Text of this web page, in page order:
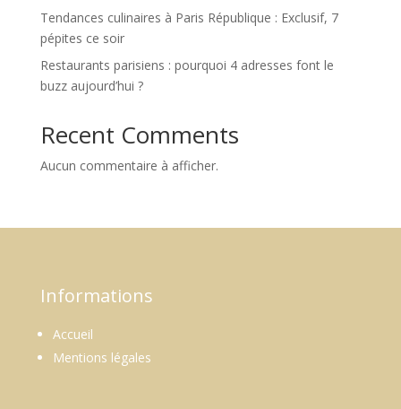
Tendances culinaires à Paris République : Exclusif, 7
pépites ce soir
Restaurants parisiens : pourquoi 4 adresses font le
buzz aujourd’hui ?
Recent Comments
Aucun commentaire à afficher.
Informations
Accueil
Mentions légales